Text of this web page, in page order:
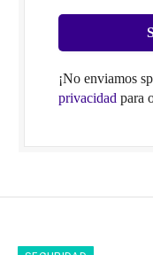
¡No enviamos
privacidad para